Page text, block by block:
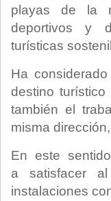
playas de la
deportivos y
turísticas
Ha
destino
también el
misma
En este
a satisfacer
instalaciones